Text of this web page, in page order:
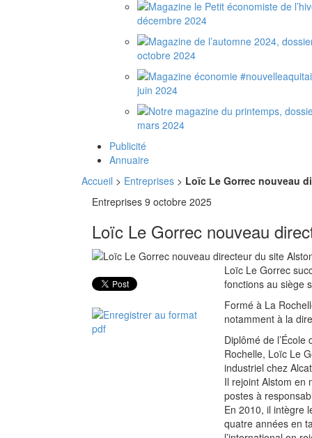
décembre 2024
octobre 2024
juin 2024
mars 2024
Publicité
Annuaire
Accueil > Entreprises > Loïc Le Gorrec nouveau
Entreprises 9 octobre 2025
Loïc Le Gorrec nouveau
Loïc Le Gorrec
fonctions au siège
Formé à La
notamment à la
Diplômé de
Rochelle, Loïc Le
industriel chez
Il rejoint Alstom en
postes à
En 2010, il intègre
quatre années en